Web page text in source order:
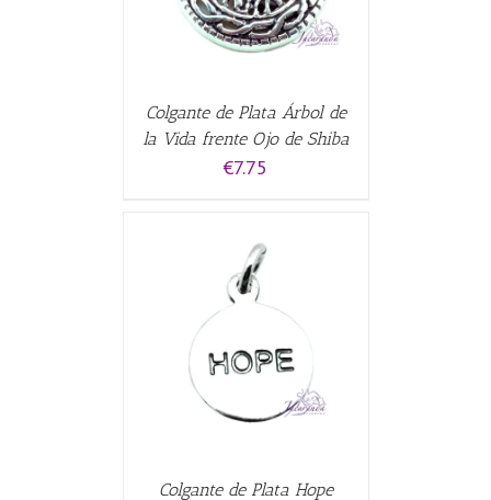
Colgante de Plata Árbol de
la Vida frente Ojo de Shiba
€7.75
Colgante de Plata Hope